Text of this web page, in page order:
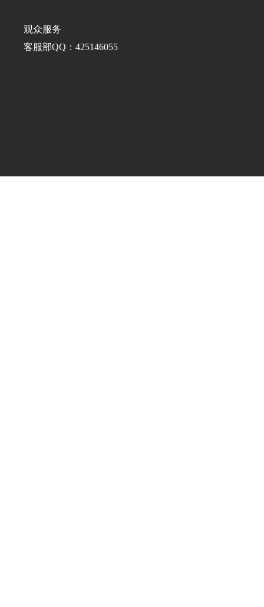
观众服务
客服部QQ：425146055